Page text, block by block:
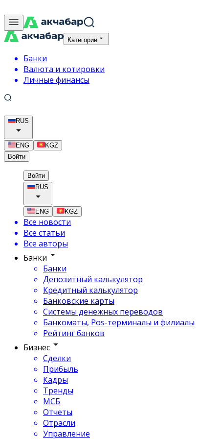
Категории
Банки
Валюта и котировки
Личные финансы
RUS
ENG
KGZ
Войти
Войти
RUS
ENG KGZ
Все новости
Все статьи
Все авторы
Банки
Банки
Депозитный калькулятор
Кредитный калькулятор
Банковские карты
Системы денежных переводов
Банкоматы, Pos-терминалы и филиалы
Рейтинг банков
Бизнес
Сделки
Прибыль
Кадры
Тренды
МСБ
Отчеты
Отрасли
Управление